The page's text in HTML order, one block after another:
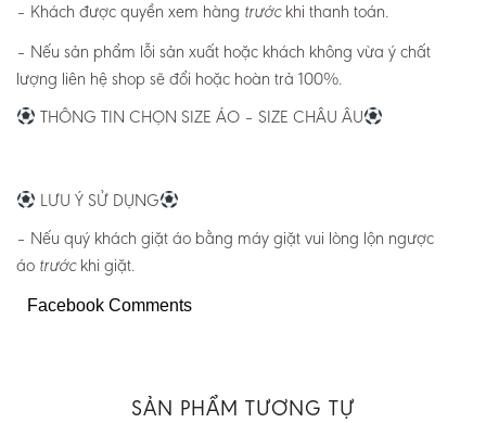
– Khách được quyền xem hàng trước khi thanh toán.
– Nếu sản phẩm lỗi sản xuất hoặc khách không vừa ý chất
lượng liên hệ shop sẽ đổi hoặc hoàn trả 100%.
THÔNG TIN CHỌN SIZE ÁO – SIZE CHÂU ÂU
LƯU Ý SỬ DỤNG
– Nếu quý khách giặt áo bằng máy giặt vui lòng lộn ngược
áo trước khi giặt.
Facebook Comments
SẢN PHẨM TƯƠNG TỰ